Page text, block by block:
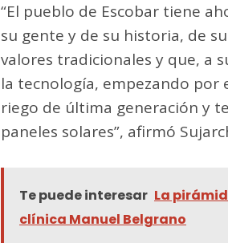
“El pueblo de Escobar tiene
su gente y de su historia, de
valores tradicionales y que, a
la tecnología, empezando por
riego de última generación y
paneles solares”, afirmó
Te puede interesar La
clínica Manuel Belgrano